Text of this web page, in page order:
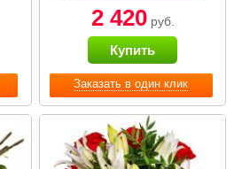
Заказать в один клик
2 420руб.
Купить